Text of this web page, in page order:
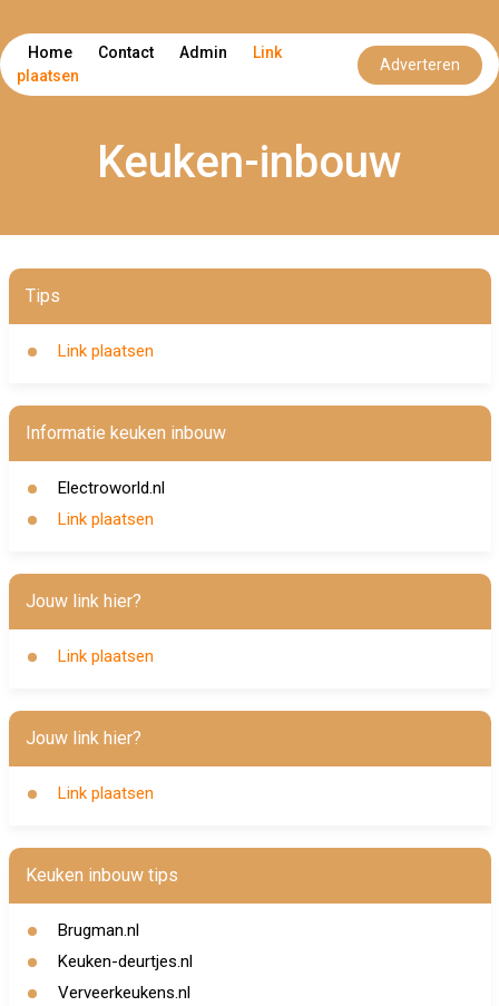
Home Contact Admin
Link
plaatsen
Adverteren
Keuken-inbouw
Tips
Link plaatsen
Informatie keuken inbouw
Electroworld.nl
Link plaatsen
Jouw link hier?
Link plaatsen
Jouw link hier?
Link plaatsen
Keuken inbouw tips
Brugman.nl
Keuken-deurtjes.nl
Verveerkeukens.nl